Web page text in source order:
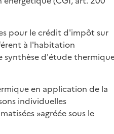
pour le crédit d'impôt sur
à l'habitation
synthèse d'étude
en application de la
individuelles
»agréée sous le